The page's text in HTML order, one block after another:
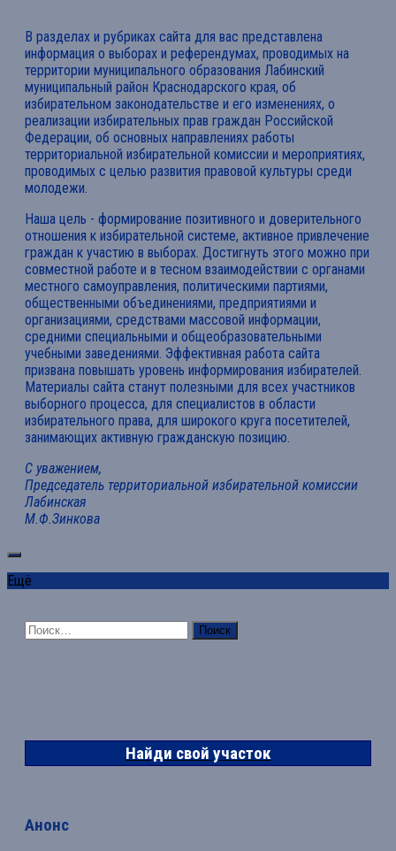
В разделах и рубриках сайта для вас представлена
информация о выборах и референдумах, проводимых на
территории муниципального образования Лабинский
муниципальный район Краснодарского края, об
избирательном законодательстве и его изменениях, о
реализации избирательных прав граждан Российской
Федерации, об основных направлениях работы
территориальной избирательной комиссии и мероприятиях,
проводимых с целью развития правовой культуры среди
молодежи.
Наша цель - формирование позитивного и доверительного
отношения к избирательной системе, активное привлечение
граждан к участию в выборах. Достигнуть этого можно при
совместной работе и в тесном взаимодействии с органами
местного самоуправления, политическими партиями,
общественными объединениями, предприятиями и
организациями, средствами массовой информации,
средними специальными и общеобразовательными
учебными заведениями. Эффективная работа сайта
призвана повышать уровень информирования избирателей.
Материалы сайта станут полезными для всех участников
выборного процесса, для специалистов в области
избирательного права, для широкого круга посетителей,
занимающих активную гражданскую позицию.
С уважением,
Председатель территориальной избирательной комиссии
Лабинская
М.Ф.Зинкова
Ещё
Найти:
Найди свой участок
Анонс